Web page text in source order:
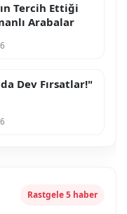
Tercih Ettiği
Arabalar
Dev Fırsatlar!"
Rastgele 5 haber